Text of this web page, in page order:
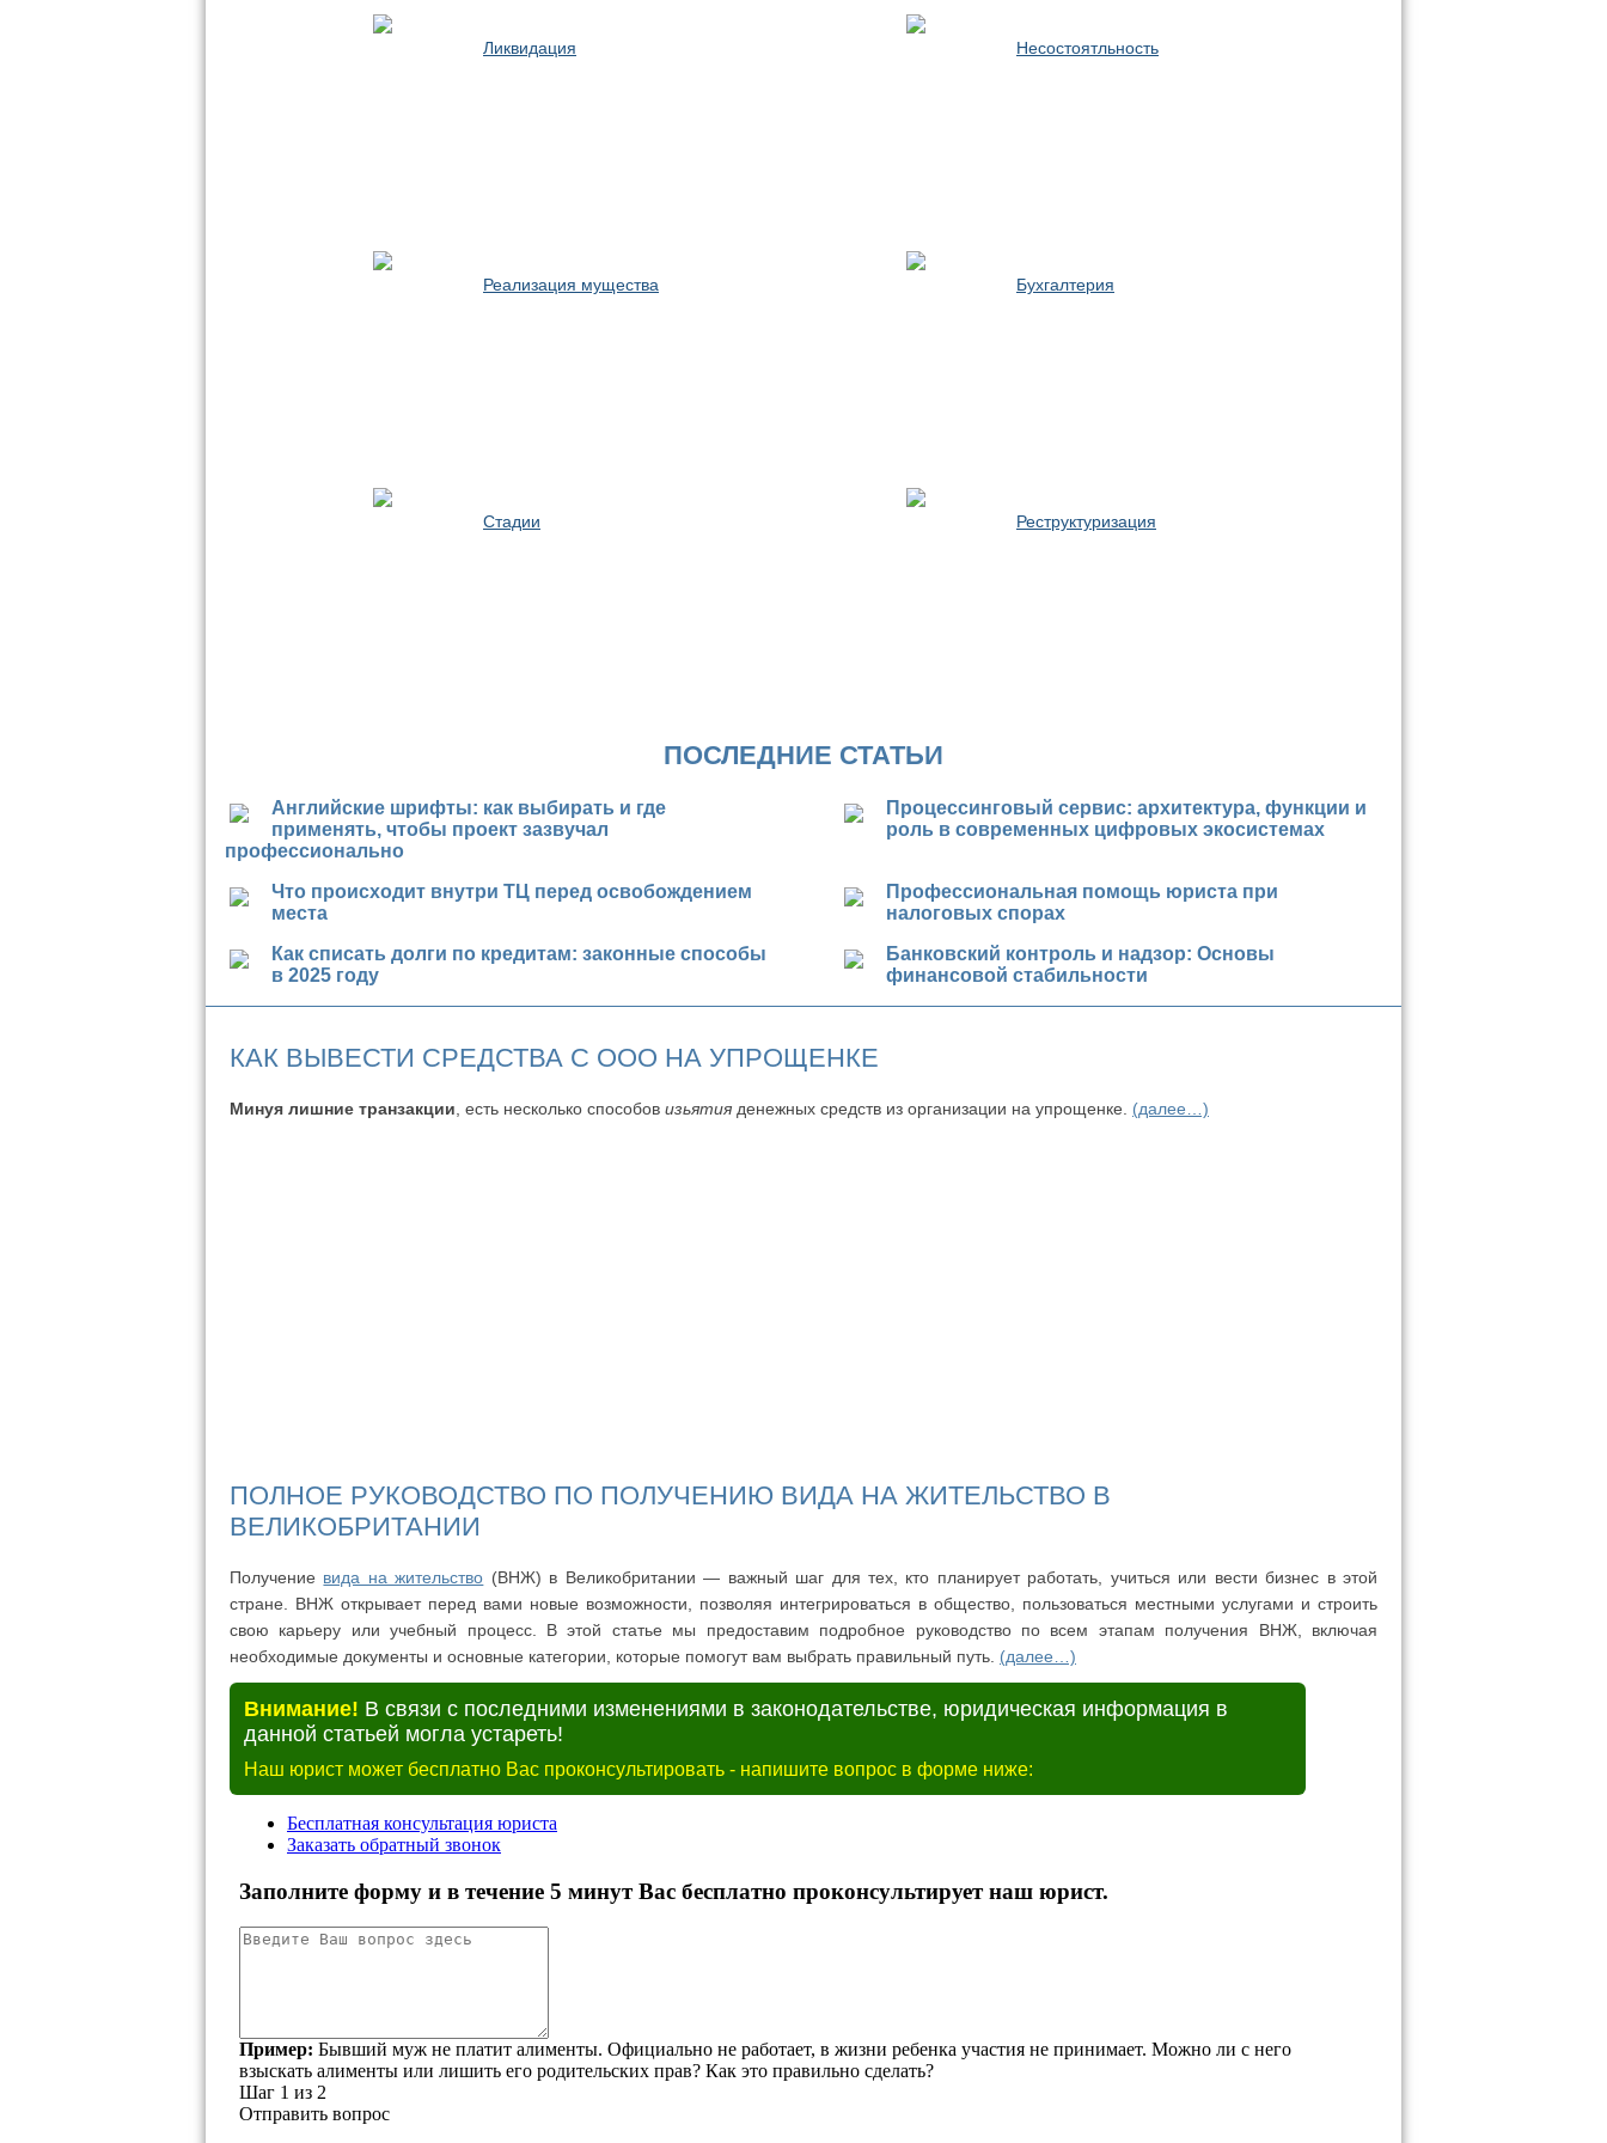
Ликвидация Несостоятльность
Реализация мущества Бухгалтерия
Стадии Реструктуризация
ПОСЛЕДНИЕ СТАТЬИ
Английские шрифты: как выбирать и где
применять, чтобы проект зазвучал
профессионально
Процессинговый сервис: архитектура, функции и
роль в современных цифровых экосистемах
Что происходит внутри ТЦ перед освобождением
места
Профессиональная помощь юриста при
налоговых спорах
Как списать долги по кредитам: законные способы
в 2025 году
Банковский контроль и надзор: Основы
финансовой стабильности
КАК ВЫВЕСТИ СРЕДСТВА С ООО НА УПРОЩЕНКЕ
Минуя лишние транзакции , есть несколько способов изьятия денежных средств из организации на упрощенке. (далее…)
ПОЛНОЕ РУКОВОДСТВО ПО ПОЛУЧЕНИЮ ВИДА НА ЖИТЕЛЬСТВО В
ВЕЛИКОБРИТАНИИ
Получение вида на жительство (ВНЖ) в Великобритании — важный шаг для тех, кто планирует работать, учиться или вести бизнес в этой
стране. ВНЖ открывает перед вами новые возможности, позволяя интегрироваться в общество, пользоваться местными услугами и строить
свою карьеру или учебный процесс. В этой статье мы предоставим подробное руководство по всем этапам получения ВНЖ, включая
необходимые документы и основные категории, которые помогут вам выбрать правильный путь. (далее…)
Внимание! В связи с последними изменениями в законодательстве, юридическая информация в
данной статьей могла устареть!
Наш юрист может бесплатно Вас проконсультировать - напишите вопрос в форме ниже: